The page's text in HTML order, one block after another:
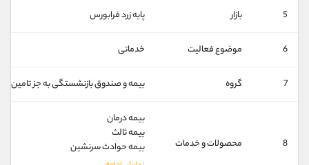
5 بازار پایه زرد فرابورس
6 موضوع فعالیت خدماتی
7 گروه بیمه و صندوق بازنشستگی به جز تامین
8 محصولات و خدمات
بیمه درمان
بیمه ثالث
بیمه حوادث سرنشین